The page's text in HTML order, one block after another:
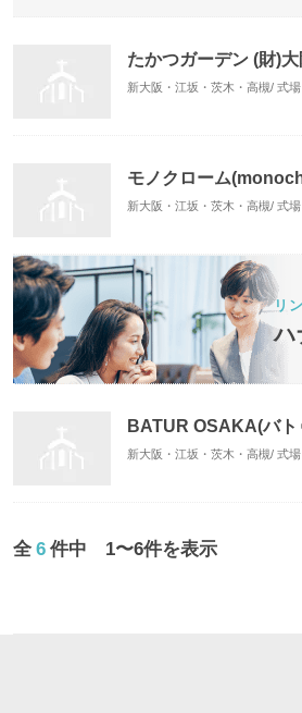
たかつガーデン (財)
新大阪・江坂・茨木・高槻/ 式
モノクローム
新大阪・江坂・茨木・高槻/ 式
リ
ハ
BATUR OSAKA(バト
新大阪・江坂・茨木・高槻/ 式
全 6 件中 1〜6件を表示